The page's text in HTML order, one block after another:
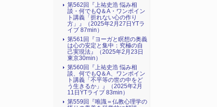
第562回『上祐史浩 悩み相
談・何でもQ＆A・ワンポイン
ト講義「折れない心の作り
方」』（2025年2月27日YTラ
イブ 87min）
第561回『ヨーガと瞑想の奥義
は心の安定と集中：究極の自
己実現法』（2025年2月23日
東京30min）
第560回『上祐史浩 悩み相
談、何でもQ＆A、ワンポイン
ト講義「不平等の世の中をど
う生きるか」』（2025年2月
11日YTライブ 83min）
第559回『唯識＝仏教心理学の